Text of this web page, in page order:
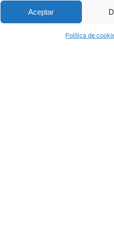
Aceptar
Política de